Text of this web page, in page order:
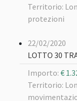
Territorio:
protezioni
22/02/2020
LOTTO 30
Importo: €
Territorio: